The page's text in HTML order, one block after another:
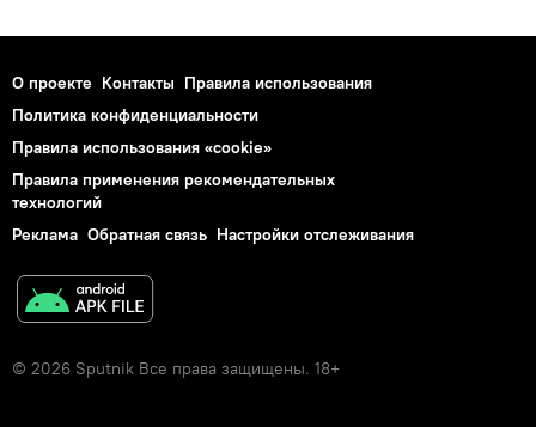
О проекте Контакты Правила использования
Политика конфиденциальности
Правила использования «cookie»
Правила применения рекомендательных
технологий
Реклама Обратная связь Настройки отслеживания
© 2026 Sputnik Все права защищены. 18+